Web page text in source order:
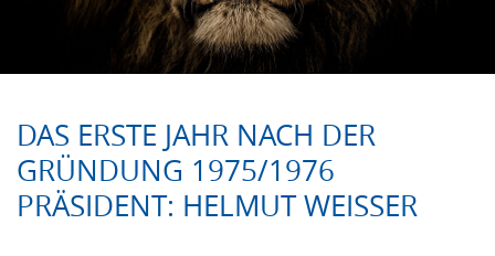
DAS ERSTE JAHR NACH DER
GRÜNDUNG 1975/1976
PRÄSIDENT: HELMUT WEISSER